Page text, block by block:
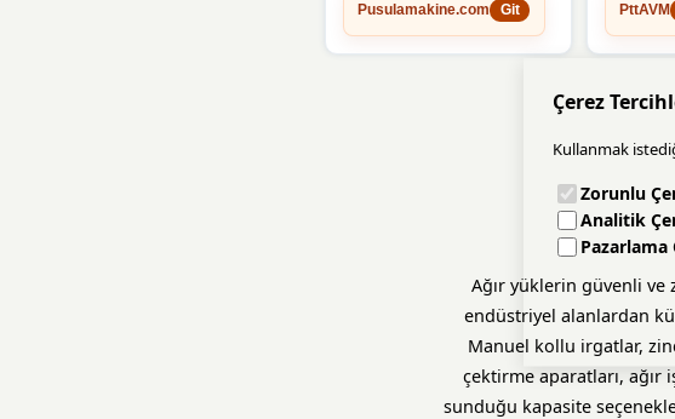
Pusulamakine.com Git PttAVM
Ağır yüklerin güvenli ve
endüstriyel alanlardan
Manuel kollu irgatlar,
çektirme aparatları, ağır
sunduğu kapasite
Çerez
Kullanmak
Zorunlu
Analitik
Pazarlama